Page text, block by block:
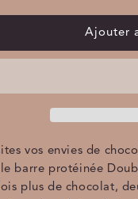
quantité
Double
Ajouter
vos envies de
barre protéinée
plus de chocolat,